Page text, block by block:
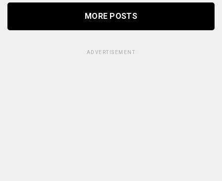
MORE POSTS
ADVERTISEMENT